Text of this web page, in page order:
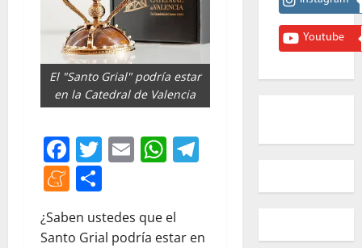
El "Santo Grial" podría estar
en la Catedral de Valencia
Facebook
Twitter
EmailWhatsApp
Telegram
Meneame
¿Saben ustedes que el
Santo Grial podría estar en
Youtube